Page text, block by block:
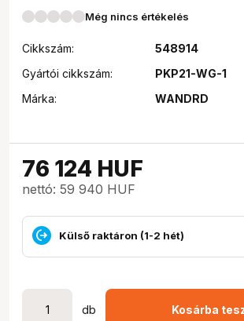
Még nincs értékelés
Cikkszám:
548914
Gyártói cikkszám:
PKP21-WG-1
Márka:
WANDRD
76 124 HUF
nettó: 59 940 HUF
Külső raktáron (1-2 hét)
db Kosárba